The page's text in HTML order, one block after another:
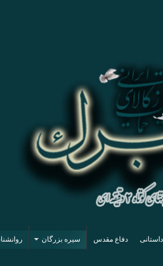
داستانی دفاع مقدس سیره بزرگان